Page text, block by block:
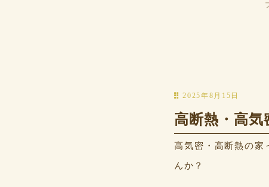
2025年8月15日
高断熱・高気
高気密・高断熱の家
んか？